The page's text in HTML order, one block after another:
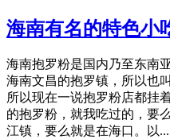
海南有名的特色小
海南抱罗粉是国内乃至东南
海南文昌的抱罗镇，所以也
所以现在一说抱罗粉店都挂
的抱罗粉，就我吃过的，要
江镇，要么就是在海口。以...